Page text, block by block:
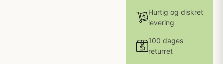
Hurtig og diskret
levering
100 dages
returret